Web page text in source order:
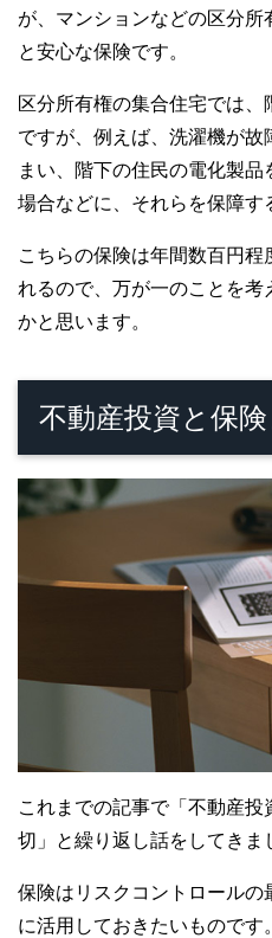
が、マンションなどの区分所
と安心な保険です。
区分所有権の集合住宅では
ですが、例えば、洗濯機が
まい、階下の住民の電化製
場合などに、それらを保障す
こちらの保険は年間数百円程
れるので、万が一のことを考
かと思います。
不動産投資と保
これまでの記事で「不動産
切」と繰り返し話をしてきま
保険はリスクコントロール
に活用しておきたいものです。